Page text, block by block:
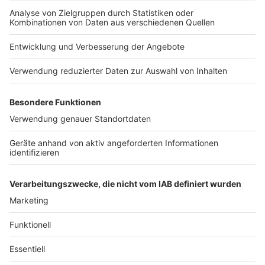
bekommt ihr 20 % Rabatt
auf alle Kleidungsstücke.
euch hochwertige und
https://www.7days.de/nota
ufnahme WERBUNG Hier
Werbepartnern und
„NotAufnahme“:
https://linktr.ee/notaufnah
Schickt gerne eine E-Mail
https://linktr.ee/notaufnahme Ihr möchtet
Werbung in diesem Podcast schalten? Schickt
gerne eine E-Mail an: hallo@podever.de
Nutzungsbedingungen
Jobs
Presse
Werben
Archiv
ANTENNE BAYERN GROUP
Stiftung ANTENNE BAYERN
hilft
Teilnahmebedingungen
Grounding Page ANTENNE
BAYERN
Kontakt
Studio-Hotline
Verkehrs-Hotline
Datenschutz­erklärung